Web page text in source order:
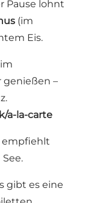
Pause lohnt
(im
Eis.
–
a-la-carte
empfiehlt
gibt es eine